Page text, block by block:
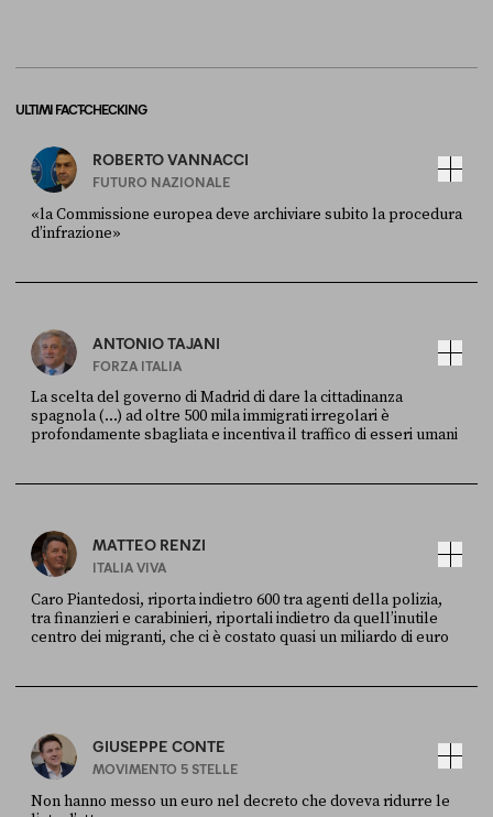
ULTIMI FACT-CHECKING
ROBERTO VANNACCI
FUTURO NAZIONALE
«la Commissione europea deve archiviare subito la procedura
d’infrazione»
ANTONIO TAJANI
FORZA ITALIA
La scelta del governo di Madrid di dare la cittadinanza
spagnola (...) ad oltre 500 mila immigrati irregolari è
profondamente sbagliata e incentiva il traffico di esseri umani
MATTEO RENZI
ITALIA VIVA
Caro Piantedosi, riporta indietro 600 tra agenti della polizia,
tra finanzieri e carabinieri, riportali indietro da quell’inutile
centro dei migranti, che ci è costato quasi un miliardo di euro
GIUSEPPE CONTE
MOVIMENTO 5 STELLE
Non hanno messo un euro nel decreto che doveva ridurre le